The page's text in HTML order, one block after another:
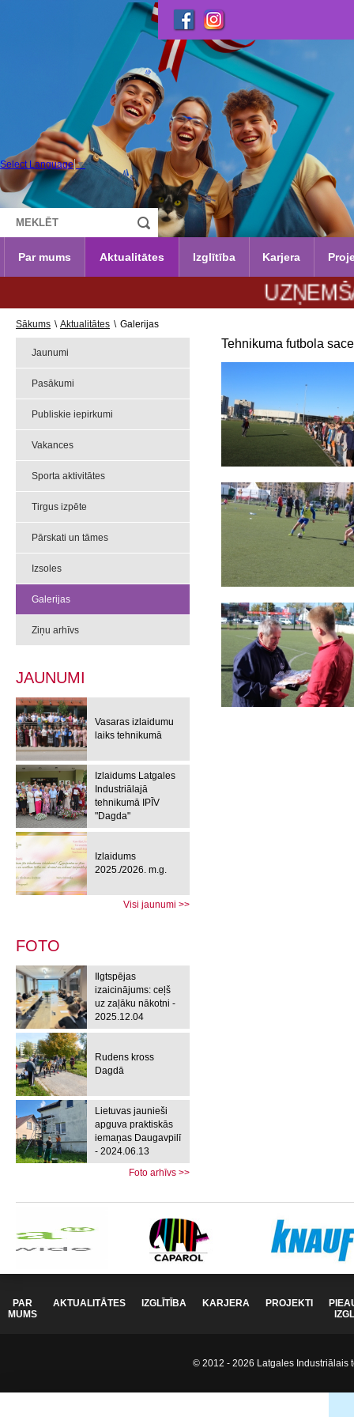
Select Language ▼
Par mums Aktualitātes Izglītība Karjera
Sākums \ Aktualitātes \ Galerijas
Jaunumi
Pasākumi
Publiskie iepirkumi
Vakances
Sporta aktivitātes
Tirgus izpēte
Pārskati un tāmes
Izsoles
Galerijas
Ziņu arhīvs
JAUNUMI
Vasaras izlaidumu
laiks tehnikumā
Izlaidums Latgales
Industriālajā
tehnikumā IPĪV
"Dagda"
Izlaidums
2025./2026. m.g.
Visi jaunumi >>
FOTO
Ilgtspējas
izaicinājums: ceļš
uz zaļāku nākotni -
2025.12.04
Rudens kross
Dagdā
Lietuvas jaunieši
apguva praktiskās
iemaņas Daugavpilī
- 2024.06.13
Foto arhīvs >>
Tehnikuma futbola
PAR
MUMS
AKTUALITĀTES IZGLĪTĪBA KARJERA PROJEKTI
© 2012 - 2026 Latgales Industriālais